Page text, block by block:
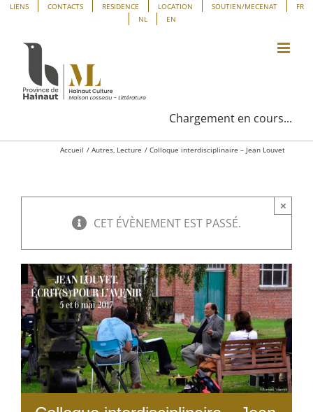
Panneau de gestion des cookies
Passer
contenu
LIENS CONTACTS RESIDENCE LOCATION SOUTIEN/MECENAT
FR
NL
EN
Chargement en cours...
Accueil Autres Lecture Colloque interdisciplinaire – Jean Louvet
CET ÉVÈNEMENT EST PASSÉ.
×